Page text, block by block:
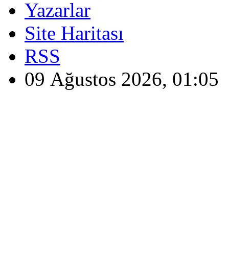
Yazarlar
Site Haritası
RSS
09 Ağustos 2026, 01:05